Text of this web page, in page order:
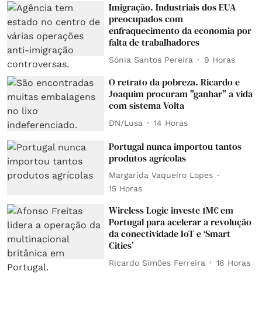
Imigração. Industriais dos EUA
preocupados com
enfraquecimento da economia por
falta de trabalhadores
Sónia Santos Pereira 9 Horas
O retrato da pobreza. Ricardo e
Joaquim procuram "ganhar" a vida
com sistema Volta
DN/Lusa 14 Horas
Portugal nunca importou tantos
produtos agrícolas
Margarida Vaqueiro Lopes
15 Horas
Wireless Logic investe 1M€ em
Portugal para acelerar a revolução
da conectividade IoT e ‘Smart
Cities’
Ricardo Simões Ferreira 16 Horas